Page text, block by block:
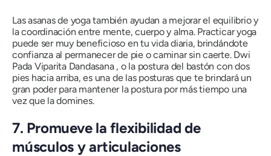
Las asanasde yoga también ayudan a mejorar el equilibrio y
la coordinación entre mente, cuerpo y alma. Practicar yoga
puede ser muy beneficioso en tu vida diaria, brindándote
confianza al permanecer de pie o caminar sin caerte. Dwi
Pada Viparita Dandasana, o la postura del bastón con dos
pies hacia arriba, es una de las posturas que te brindará un
gran poder para mantener la postura por más tiempo una
vez que la domines.
7. Promueve la flexibilidad de
músculos y articulaciones